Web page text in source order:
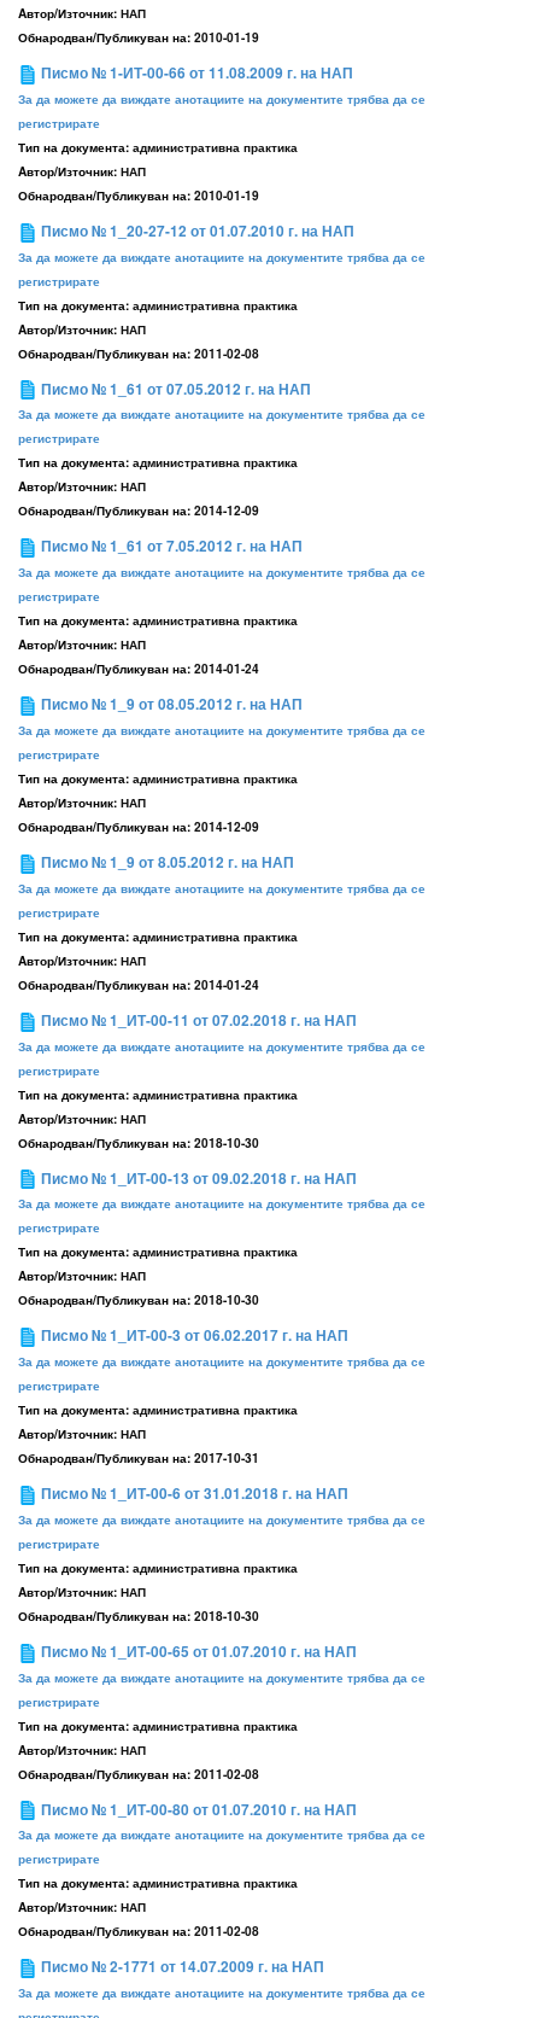
Aвтор/Източник: НАП
Обнародван/Публикуван на: 2010-01-19
Писмо № 1-ИТ-00-66 от 11.08.2009 г. на НАП
За да можете да виждате анотациите на документите трябва да се
регистрирате
Тип на документа: административна практика
Aвтор/Източник: НАП
Обнародван/Публикуван на: 2010-01-19
Писмо № 1_20-27-12 от 01.07.2010 г. на НАП
За да можете да виждате анотациите на документите трябва да се
регистрирате
Тип на документа: административна практика
Aвтор/Източник: НАП
Обнародван/Публикуван на: 2011-02-08
Писмо № 1_61 от 07.05.2012 г. на НАП
За да можете да виждате анотациите на документите трябва да се
регистрирате
Тип на документа: административна практика
Aвтор/Източник: НАП
Обнародван/Публикуван на: 2014-12-09
Писмо № 1_61 от 7.05.2012 г. на НАП
За да можете да виждате анотациите на документите трябва да се
регистрирате
Тип на документа: административна практика
Aвтор/Източник: НАП
Обнародван/Публикуван на: 2014-01-24
Писмо № 1_9 от 08.05.2012 г. на НАП
За да можете да виждате анотациите на документите трябва да се
регистрирате
Тип на документа: административна практика
Aвтор/Източник: НАП
Обнародван/Публикуван на: 2014-12-09
Писмо № 1_9 от 8.05.2012 г. на НАП
За да можете да виждате анотациите на документите трябва да се
регистрирате
Тип на документа: административна практика
Aвтор/Източник: НАП
Обнародван/Публикуван на: 2014-01-24
Писмо № 1_ИТ-00-11 от 07.02.2018 г. на НАП
За да можете да виждате анотациите на документите трябва да се
регистрирате
Тип на документа: административна практика
Aвтор/Източник: НАП
Обнародван/Публикуван на: 2018-10-30
Писмо № 1_ИТ-00-13 от 09.02.2018 г. на НАП
За да можете да виждате анотациите на документите трябва да се
регистрирате
Тип на документа: административна практика
Aвтор/Източник: НАП
Обнародван/Публикуван на: 2018-10-30
Писмо № 1_ИТ-00-3 от 06.02.2017 г. на НАП
За да можете да виждате анотациите на документите трябва да се
регистрирате
Тип на документа: административна практика
Aвтор/Източник: НАП
Обнародван/Публикуван на: 2017-10-31
Писмо № 1_ИТ-00-6 от 31.01.2018 г. на НАП
За да можете да виждате анотациите на документите трябва да се
регистрирате
Тип на документа: административна практика
Aвтор/Източник: НАП
Обнародван/Публикуван на: 2018-10-30
Писмо № 1_ИТ-00-65 от 01.07.2010 г. на НАП
За да можете да виждате анотациите на документите трябва да се
регистрирате
Тип на документа: административна практика
Aвтор/Източник: НАП
Обнародван/Публикуван на: 2011-02-08
Писмо № 1_ИТ-00-80 от 01.07.2010 г. на НАП
За да можете да виждате анотациите на документите трябва да се
регистрирате
Тип на документа: административна практика
Aвтор/Източник: НАП
Обнародван/Публикуван на: 2011-02-08
Писмо № 2-1771 от 14.07.2009 г. на НАП
За да можете да виждате анотациите на документите трябва да се